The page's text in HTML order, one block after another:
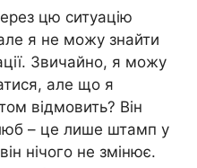
цю ситуацію
я не можу знайти
Звичайно, я можу
але що я
відмовить? Він
– це лише штамп у
нічого не змінює.